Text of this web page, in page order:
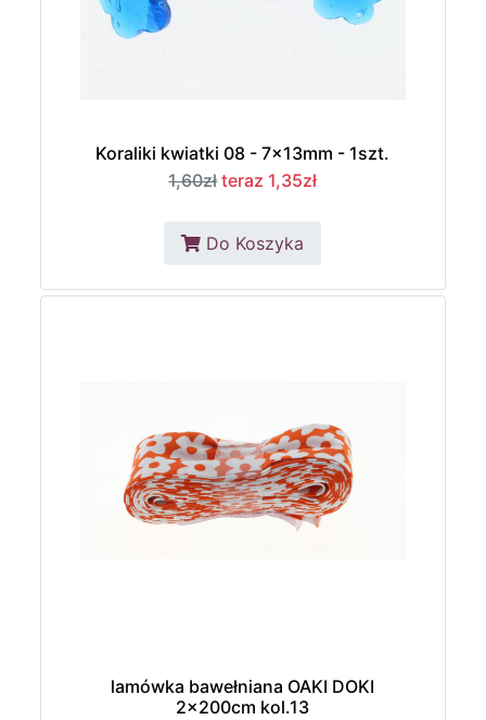
Koraliki kwiatki 08 - 7x13mm - 1szt.
1,60zł teraz 1,35zł
Do Koszyka
lamówka bawełniana OAKI DOKI
2x200cm kol.13